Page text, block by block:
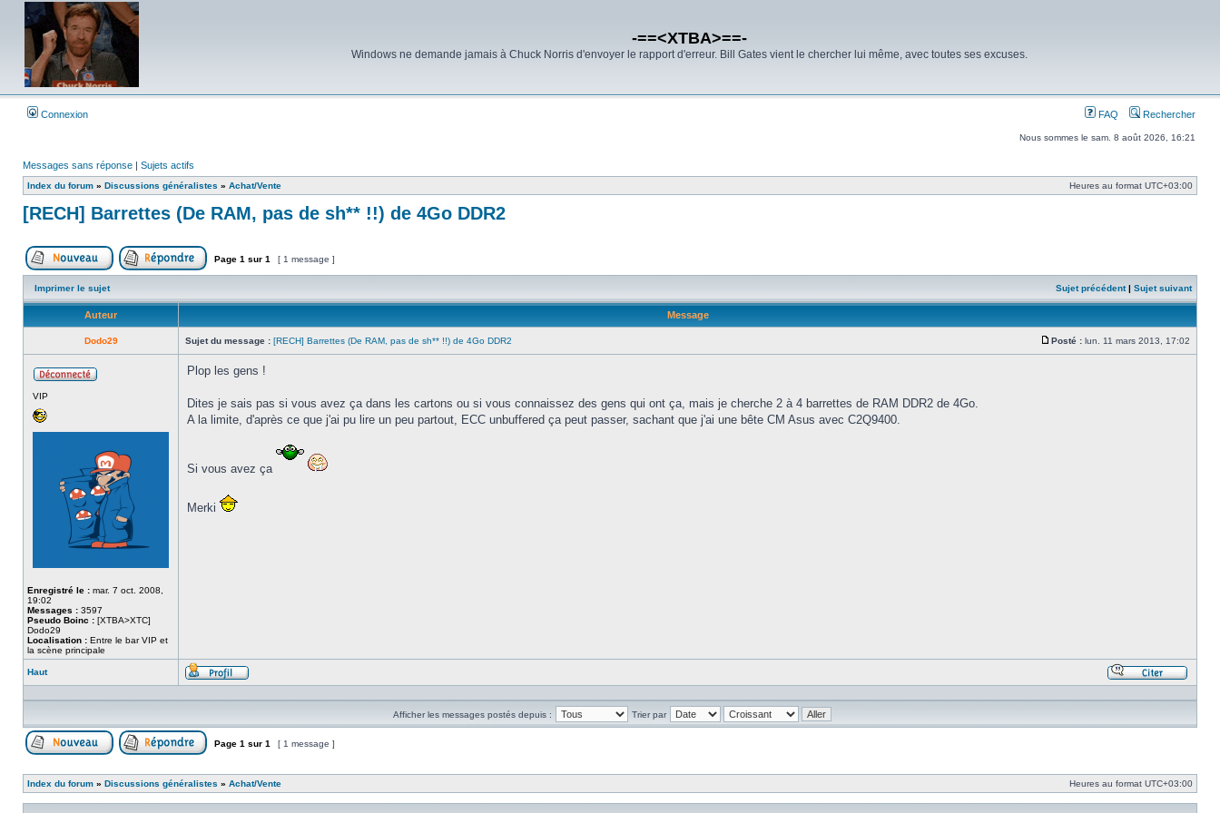
-==<XTBA>==-
Windows ne demande jamais à Chuck Norris d'envoyer le rapport d'erreur. Bill Gates vient le chercher lui même, avec toutes ses excuses.
Connexion FAQ Rechercher
Nous sommes le sam. 8 août 2026, 16:21
Messages sans réponse | Sujets actifs
Index du forum » Discussions généralistes » Achat/Vente Heures au format UTC+03:00
[RECH] Barrettes (De RAM, pas de sh** !!) de 4Go DDR2
Poster un nouveau sujetRépondre au sujet
Page 1 sur 1 [ 1 message ]
Imprimer le sujet Sujet précédent| Sujet suivant
Auteur Message
Dodo29 Sujet du message : [RECH] Barrettes (De RAM, pas de sh** !!) de 4Go DDR2
Posté : lun. 11 mars 2013, 17:02
VIP
Enregistré le : mar. 7 oct. 2008,
19:02
Messages : 3597
Pseudo Boinc : [XTBA>XTC]
Dodo29
Localisation : Entre le bar VIP et
la scène principale
Plop les gens !
Dites je sais pas si vous avez ça dans les cartons ou si vous connaissez des gens qui ont ça, mais je cherche 2 à 4 barrettes de RAM DDR2 de 4Go.
A la limite, d'après ce que j'ai pu lire un peu partout, ECC unbuffered ça peut passer, sachant que j'ai une bête CM Asus avec C2Q9400.
Si vous avez ça
Merki
Haut
Profil
Afficher les messages postés depuis : Trier par
Page 1 sur 1 [ 1 message ]
Index du forum » Discussions généralistes » Achat/Vente Heures au format UTC+03:00